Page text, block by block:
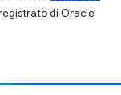
di Oracle